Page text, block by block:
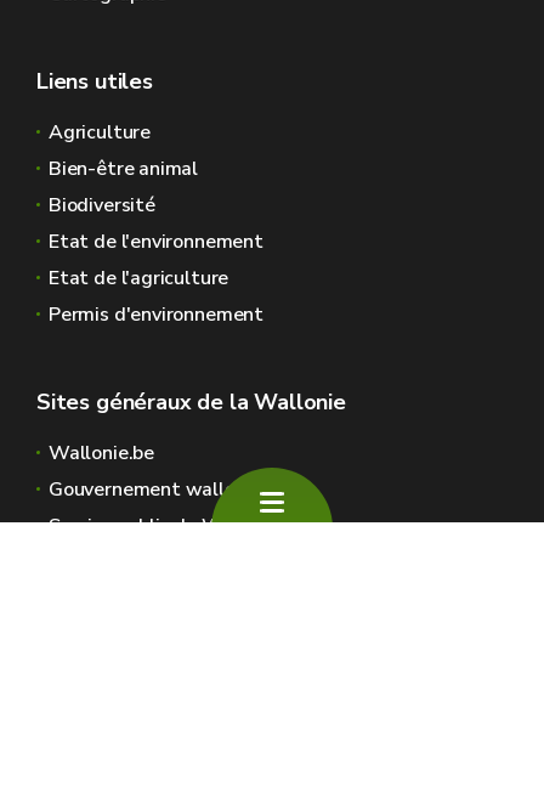
Liens utiles
Agriculture
Bien-être animal
Biodiversité
Etat de l'environnement
Etat de l'agriculture
Permis d'environnement
Sites généraux de la Wallonie
Wallonie.be
Gouvernement wallon
Service public de Wallonie